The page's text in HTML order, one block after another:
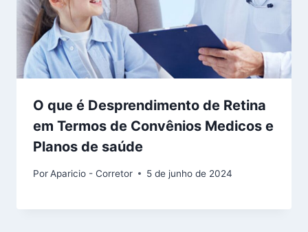
O que é Desprendimento de Retina
em Termos de Convênios Medicos e
Planos de saúde
PorAparicio - Corretor 5 de junho de 2024